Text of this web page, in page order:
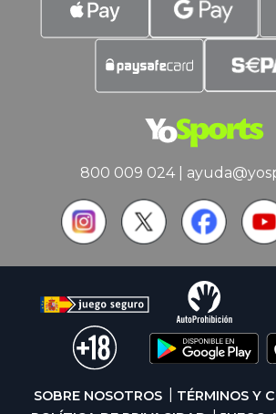
800 009 024|
SOBRE NOSOTROS
TÉRMINOS Y